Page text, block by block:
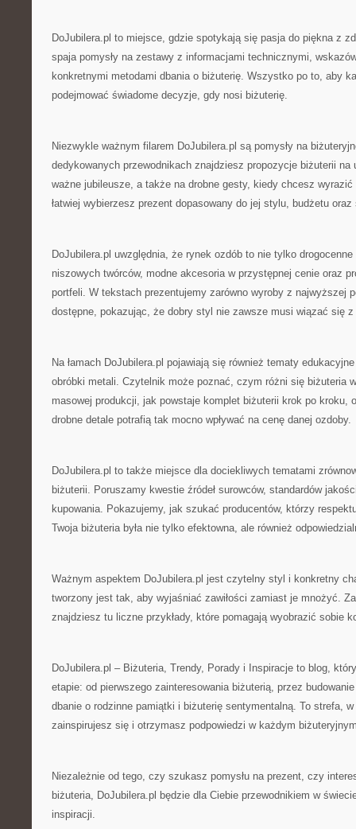
DoJubilera.pl to miejsce, gdzie spotykają się pasja do piękna z
spaja pomysły na zestawy z informacjami technicznymi,
konkretnymi metodami dbania o biżuterię. Wszystko po to, aby
podejmować świadome decyzje, gdy nosi biżuterię.
Niezwykle ważnym filarem DoJubilera.pl są pomysły na
dedykowanych przewodnikach znajdziesz propozycje biżuterii na
ważne jubileusze, a także na drobne gesty, kiedy chcesz
łatwiej wybierzesz prezent dopasowany do jej stylu, budżetu
DoJubilera.pl uwzględnia, że rynek ozdób to nie tylko
niszowych twórców, modne akcesoria w przystępnej cenie oraz
portfeli. W tekstach prezentujemy zarówno wyroby z najwyższej
dostępne, pokazując, że dobry styl nie zawsze musi wiązać się
Na łamach DoJubilera.pl pojawiają się również tematy
obróbki metali. Czytelnik może poznać, czym różni się biżuteria
masowej produkcji, jak powstaje komplet biżuterii krok po kroku,
drobne detale potrafią tak mocno wpływać na cenę danej ozdoby.
DoJubilera.pl to także miejsce dla dociekliwych tematami
biżuterii. Poruszamy kwestie źródeł surowców, standardów
kupowania. Pokazujemy, jak szukać producentów, którzy
Twoja biżuteria była nie tylko efektowna, ale również
Ważnym aspektem DoJubilera.pl jest czytelny styl i konkretny
tworzony jest tak, aby wyjaśniać zawiłości zamiast je mnożyć.
znajdziesz tu liczne przykłady, które pomagają wyobrazić sobie
DoJubilera.pl – Biżuteria, Trendy, Porady i Inspiracje to blog,
etapie: od pierwszego zainteresowania biżuterią, przez
dbanie o rodzinne pamiątki i biżuterię sentymentalną. To strefa,
zainspirujesz się i otrzymasz podpowiedzi w każdym
Niezależnie od tego, czy szukasz pomysłu na prezent, czy
biżuteria, DoJubilera.pl będzie dla Ciebie przewodnikiem w
inspiracji.